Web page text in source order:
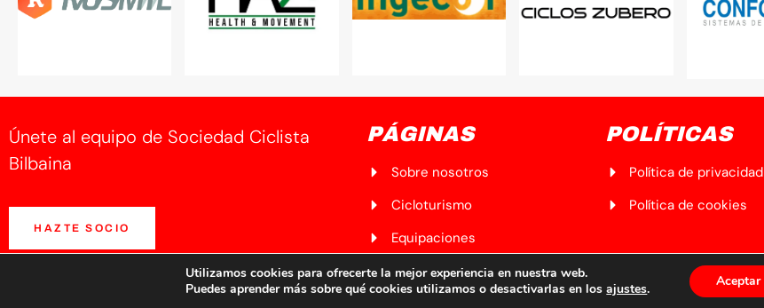
Únete al equipo de Sociedad Ciclista
Bilbaina
HAZTE SOCIO
PÁGINAS
Sobre nosotros
Cicloturismo
Equipaciones
Noticias
POLÍTICAS
Política de privacidad
Política de cookies
Utilizamos cookies para ofrecerte la mejor experiencia en nuestra web.
Puedes aprender más sobre qué cookies utilizamos o desactivarlas en losajustes. Aceptar